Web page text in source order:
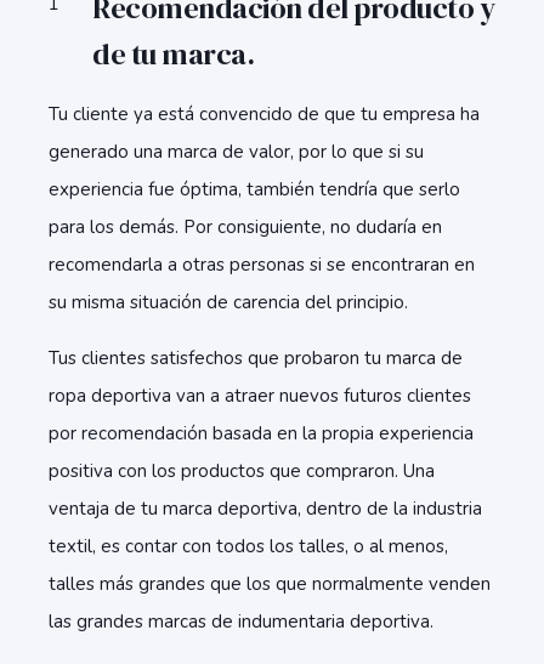
de tu marca.
Tu cliente ya está convencido de que tu empresa ha
generado una marca de valor, por lo que si su
experiencia fue óptima, también tendría que serlo
para los demás. Por consiguiente, no dudaría en
recomendarla a otras personas si se encontraran en
su misma situación de carencia del principio.
Tus clientes satisfechos que probaron tu marca de
ropa deportiva van a atraer nuevos futuros clientes
por recomendación basada en la propia experiencia
positiva con los productos que compraron. Una
ventaja de tu marca deportiva, dentro de la industria
textil, es contar con todos los talles, o al menos,
talles más grandes que los que normalmente venden
las grandes marcas de indumentaria deportiva.